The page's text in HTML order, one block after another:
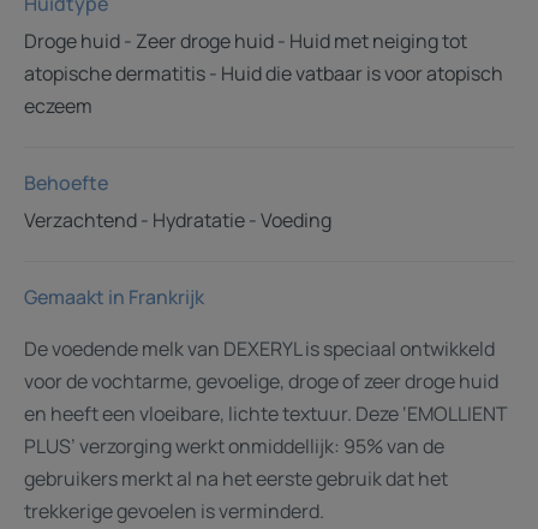
Droge huid - Zeer droge huid - Huid met neiging tot
atopische dermatitis - Huid die vatbaar is voor atopisch
eczeem
Behoefte
Verzachtend - Hydratatie - Voeding
Gemaakt in Frankrijk
De voedende melk van DEXERYL is speciaal ontwikkeld
voor de vochtarme, gevoelige, droge of zeer droge huid
en heeft een vloeibare, lichte textuur. Deze ‘EMOLLIENT
PLUS’ verzorging werkt onmiddellijk: 95% van de
gebruikers merkt al na het eerste gebruik dat het
trekkerige gevoelen is verminderd.